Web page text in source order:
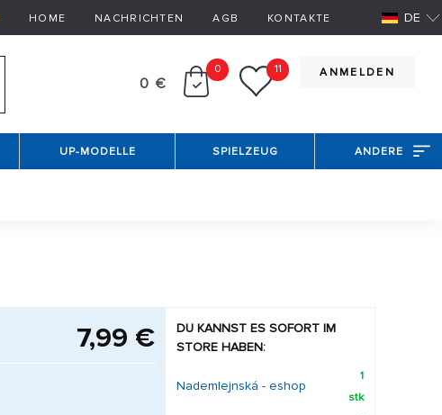
HOME NACHRICHTEN AGB KONTAKTE DE
ANMELDEN
0 €
0 11
UP-MODELLE SPIELZEUG ANDERE
7,99 €
DU KANNST ES SOFORT IM
STORE HABEN:
Nademlejnská - eshop
1
stk